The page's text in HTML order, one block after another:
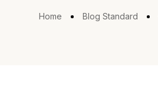
Home Blog Standard